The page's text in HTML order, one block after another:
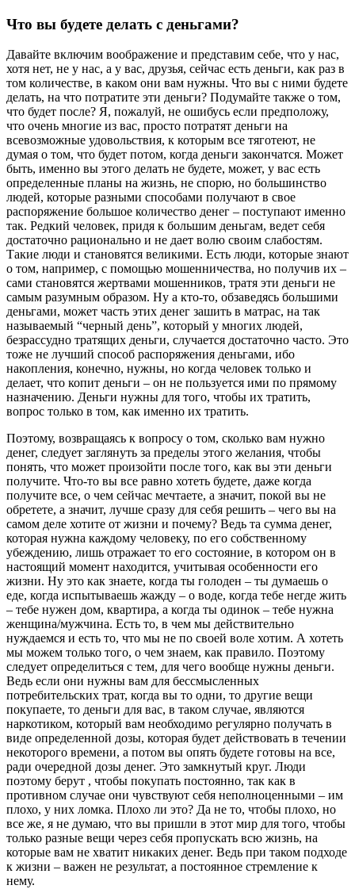
Что вы будете делать с деньгами?
Давайте включим воображение и представим себе, что у нас,
хотя нет, не у нас, а у вас, друзья, сейчас есть деньги, как раз в
том количестве, в каком они вам нужны. Что вы с ними будете
делать, на что потратите эти деньги? Подумайте также о том,
что будет после? Я, пожалуй, не ошибусь если предположу,
что очень многие из вас, просто потратят деньги на
всевозможные удовольствия, к которым все тяготеют, не
думая о том, что будет потом, когда деньги закончатся. Может
быть, именно вы этого делать не будете, может, у вас есть
определенные планы на жизнь, не спорю, но большинство
людей, которые разными способами получают в свое
распоряжение большое количество денег – поступают именно
так. Редкий человек, придя к большим деньгам, ведет себя
достаточно рационально и не дает волю своим слабостям.
Такие люди и становятся великими. Есть люди, которые знают
о том, например, с помощью мошенничества, но получив их –
сами становятся жертвами мошенников, тратя эти деньги не
самым разумным образом. Ну а кто-то, обзаведясь большими
деньгами, может часть этих денег зашить в матрас, на так
называемый “черный день”, который у многих людей,
безрассудно тратящих деньги, случается достаточно часто. Это
тоже не лучший способ распоряжения деньгами, ибо
накопления, конечно, нужны, но когда человек только и
делает, что копит деньги – он не пользуется ими по прямому
назначению. Деньги нужны для того, чтобы их тратить,
вопрос только в том, как именно их тратить.
Поэтому, возвращаясь к вопросу о том, сколько вам нужно
денег, следует заглянуть за пределы этого желания, чтобы
понять, что может произойти после того, как вы эти деньги
получите. Что-то вы все равно хотеть будете, даже когда
получите все, о чем сейчас мечтаете, а значит, покой вы не
обретете, а значит, лучше сразу для себя решить – чего вы на
самом деле хотите от жизни и почему? Ведь та сумма денег,
которая нужна каждому человеку, по его собственному
убеждению, лишь отражает то его состояние, в котором он в
настоящий момент находится, учитывая особенности его
жизни. Ну это как знаете, когда ты голоден – ты думаешь о
еде, когда испытываешь жажду – о воде, когда тебе негде жить
– тебе нужен дом, квартира, а когда ты одинок – тебе нужна
женщина/мужчина. Есть то, в чем мы действительно
нуждаемся и есть то, что мы не по своей воле хотим. А хотеть
мы можем только того, о чем знаем, как правило. Поэтому
следует определиться с тем, для чего вообще нужны деньги.
Ведь если они нужны вам для бессмысленных
потребительских трат, когда вы то одни, то другие вещи
покупаете, то деньги для вас, в таком случае, являются
наркотиком, который вам необходимо регулярно получать в
виде определенной дозы, которая будет действовать в течении
некоторого времени, а потом вы опять будете готовы на все,
ради очередной дозы денег. Это замкнутый круг. Люди
поэтому берут , чтобы покупать постоянно, так как в
противном случае они чувствуют себя неполноценными – им
плохо, у них ломка. Плохо ли это? Да не то, чтобы плохо, но
все же, я не думаю, что вы пришли в этот мир для того, чтобы
только разные вещи через себя пропускать всю жизнь, на
которые вам не хватит никаких денег. Ведь при таком подходе
к жизни – важен не результат, а постоянное стремление к
нему.